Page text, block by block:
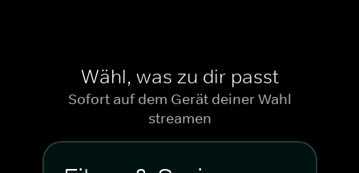
Wähl, was zu dir passt
Sofort auf dem Gerät deiner Wahl
streamen